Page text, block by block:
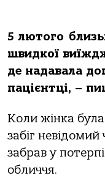
5 лютого
швидкої
де надавала
пацієнтці, –
Коли жінка
забіг
забрав у
обличчя.